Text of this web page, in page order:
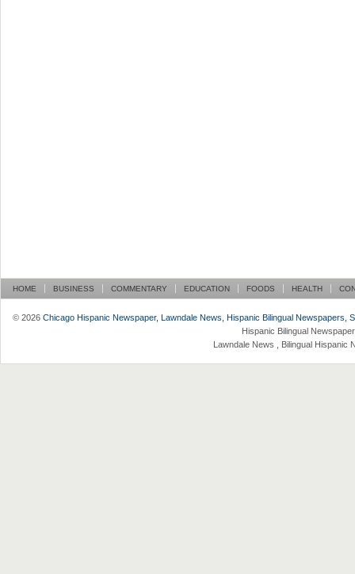
HOME BUSINESS COMMENTARY EDUCATION FOODS HEALTH
© 2026 Chicago Hispanic Newspaper, Lawndale News, Hispanic Bilingual Newspapers,
Hispanic Bilingual
Lawndale News , Bilingual Hispanic